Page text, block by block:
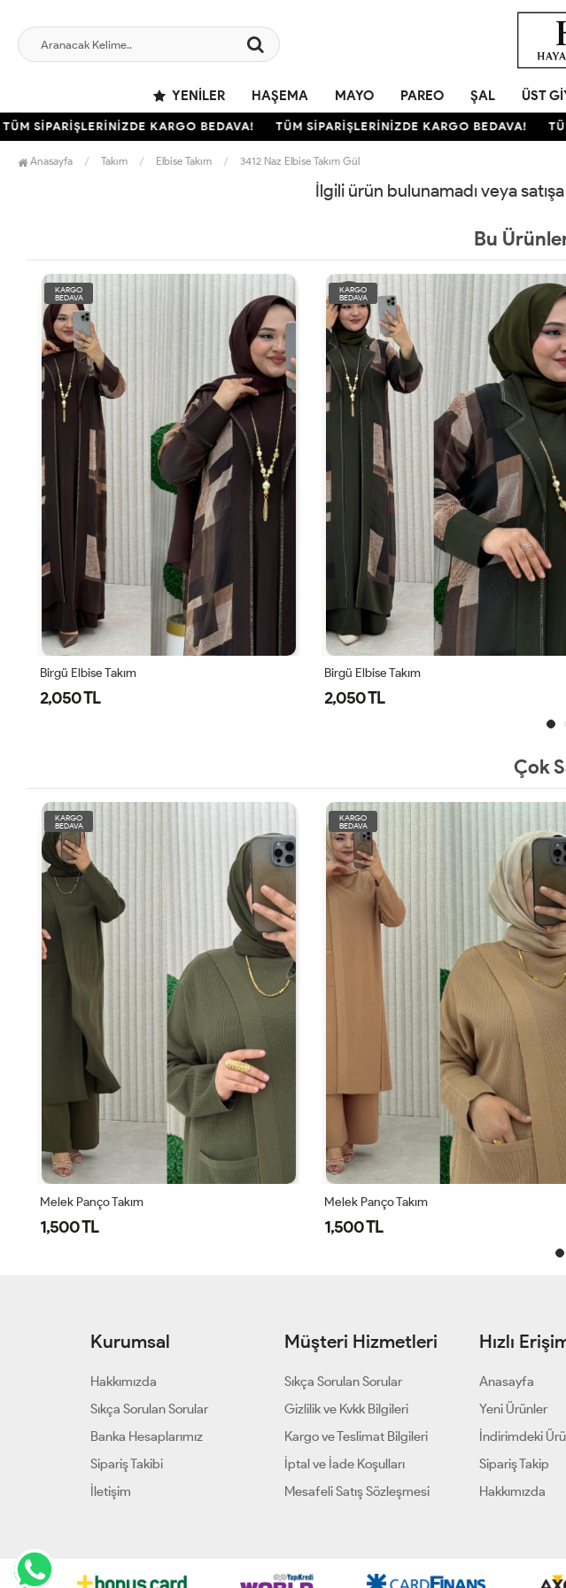
YENILER HAŞEMA MAYO PAREO ŞAL ÜST
SİPARİŞLERİNİZDE KARGO BEDAVA! TÜM SİPARİŞLERİNİZDE KARGO BEDAVA!
Anasayfa Takım Elbise Takım 3412 Naz Elbise Takım Gül
İlgili ürün bulunamadı veya
Bu
KARGO
BEDAVA
Birgü Elbise Takım
2,050 TL
KARGO
BEDAVA
Birgü Elbise Takım
2,050 TL
Çok
KARGO
BEDAVA
Melek Panço Takım
1,500 TL
KARGO
BEDAVA
Melek Panço Takım
1,500 TL
Kurumsal
Hakkımızda
Sıkça Sorulan Sorular
Banka Hesaplarımız
Sipariş Takibi
İletişim
Müşteri Hizmetleri
Sıkça Sorulan Sorular
Gizlilik ve Kvkk Bilgileri
Kargo ve Teslimat Bilgileri
İptal ve İade Koşulları
Mesafeli Satış Sözleşmesi
Hızlı
Anasayfa
Yeni Ürünler
İndirimdeki
Sipariş Takip
Hakkımızda